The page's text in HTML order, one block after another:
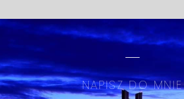
NAPISZ DO MNIE